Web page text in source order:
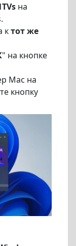
на
ктот же
" на кнопке
Mac на
кнопку